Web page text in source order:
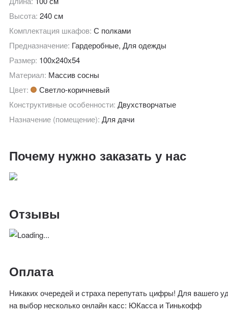
Высота:240 см
Комплектация шкафов:С полками
Предназначение: Гардеробные, Для одежды
Размер: 100х240х54
Материал: Массив сосны
Цвет:
Светло-коричневый
Конструктивные особенности:Двухстворчатые
Назначение (помещение):Для дачи
Почему нужно заказать у нас
Отзывы
Оплата
Никаких очередей и страха перепутать цифры! Для вашего
на выбор несколько онлайн касс: ЮКасса и Тинькофф